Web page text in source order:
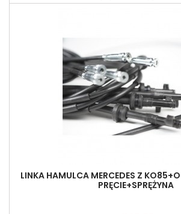
LINKA HAMULCA MERCEDES Z
PRĘCIE+SPRĘŻYNA